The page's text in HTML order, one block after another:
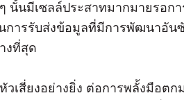
นั้นมีเซลล์ประสาทมากมายรอกา
การรับส่งข้อมูลที่มีการพัฒนาอัน
งที่สุด
วเสี่ยงอย่างยิ่ง ต่อการพลั้งมือต